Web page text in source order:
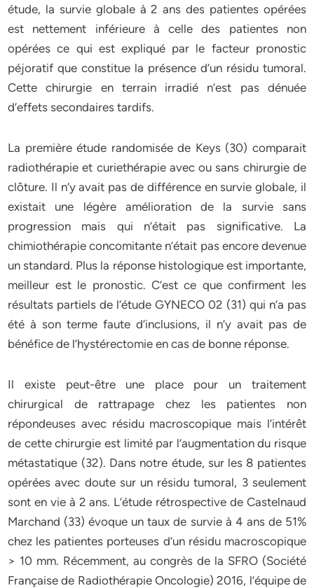
étude, la survie globale à 2 ans des patientes opérées
est nettement inférieure à celle des patientes non
opérées ce qui est expliqué par le facteur pronostic
péjoratif que constitue la présence d’un résidu tumoral.
Cette chirurgie en terrain irradié n’est pas dénuée
d’effets secondaires tardifs.
La première étude randomisée de Keys (30) comparait
radiothérapie et curiethérapie avec ou sans chirurgie de
clôture. Il n’y avait pas de différence en survie globale, il
existait une légère amélioration de la survie sans
progression mais qui n’était pas significative. La
chimiothérapie concomitante n’était pas encore devenue
un standard. Plus la réponse histologique est importante,
meilleur est le pronostic. C’est ce que confirment les
résultats partiels de l’étude GYNECO 02 (31) qui n’a pas
été à son terme faute d’inclusions, il n’y avait pas de
bénéfice de l’hystérectomie en cas de bonne réponse.
Il existe peut-être une place pour un traitement
chirurgical de rattrapage chez les patientes non
répondeuses avec résidu macroscopique mais l’intérêt
de cette chirurgie est limité par l’augmentation du risque
métastatique (32). Dans notre étude, sur les 8 patientes
opérées avec doute sur un résidu tumoral, 3 seulement
sont en vie à 2 ans. L’étude rétrospective de Castelnaud
Marchand (33) évoque un taux de survie à 4 ans de 51%
chez les patientes porteuses d’un résidu macroscopique
> 10 mm. Récemment, au congrès de la SFRO (Société
Française de Radiothérapie Oncologie) 2016, l’équipe de